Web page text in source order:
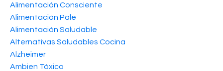
Alimentación Consciente
Alimentación Pale
Alimentación Saludable
Alternativas Saludables Cocina
Alzheimer
Ambien Tóxico